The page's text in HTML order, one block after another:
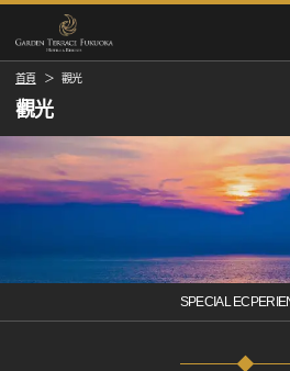
首頁 觀光
觀光
SPECIAL